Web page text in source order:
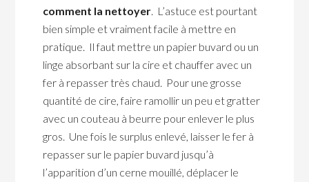
comment la nettoyer . L’astuce est pourtant
bien simple et vraiment facile à mettre en
pratique. Il faut mettre un papier buvard ou un
linge absorbant sur la cire et chauffer avec un
fer à repasser très chaud. Pour une grosse
quantité de cire, faire ramollir un peu et gratter
avec un couteau à beurre pour enlever le plus
gros. Une fois le surplus enlevé, laisser le fer à
repasser sur le papier buvard jusqu’à
l’apparition d’un cerne mouillé, déplacer le